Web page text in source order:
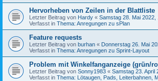
Hervorheben von Zeilen in der Blattliste
Letzter Beitrag von Hardy « Samstag 28. Mai 2022,
Verfasst in Thema: Anregungen zu sPlan
Feature requests
Letzter Beitrag von burhan « Donnerstag 26. Mai
Verfasst in Thema: Anregungen zu Sprint-Layout
Problem mit Winkelfanganzeige (grün/
Letzter Beitrag von Sonny1983 « Samstag 23. April
Verfasst in Thema: Lötaugen, Pads, Leiterbahnen,